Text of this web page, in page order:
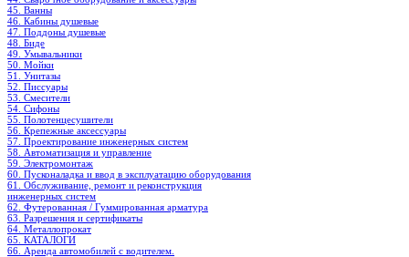
45. Ванны
46. Кабины душевые
47. Поддоны душевые
48. Биде
49. Умывальники
50. Мойки
51. Унитазы
52. Писсуары
53. Смесители
54. Сифоны
55. Полотенцесушители
56. Крепежные аксессуары
57. Проектирование инженерных систем
58. Автоматизация и управление
59. Электромонтаж
60. Пусконаладка и ввод в эксплуатацию оборудования
61. Обслуживание, ремонт и реконструкция
инженерных систем
62. Футерованная / Гуммированная арматура
63. Разрешения и сертификаты
64. Металлопрокат
65. КАТАЛОГИ
66. Аренда автомобилей с водителем.